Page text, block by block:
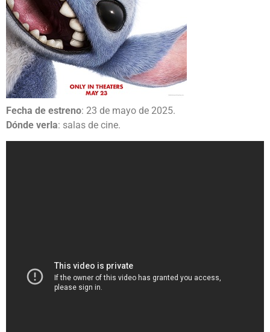
Fecha de estreno: 23 de mayo de 2025.
Dónde verla: salas de cine.